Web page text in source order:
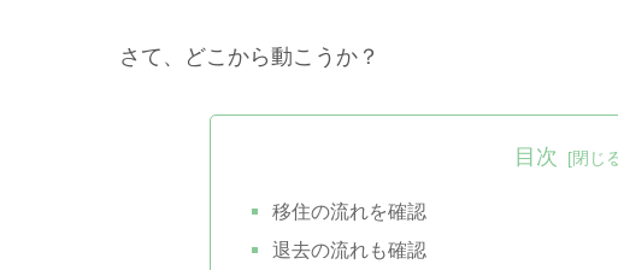
さて、どこから動こうか？
目次
移住の流れを確認
退去の流れも確認